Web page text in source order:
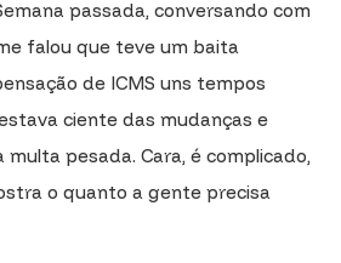
passada, conversando com
falou que teve um baita
de ICMS uns tempos
ciente das mudanças e
multa pesada. Cara, é complicado,
o quanto a gente precisa